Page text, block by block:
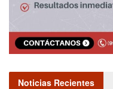
Noticias Recientes